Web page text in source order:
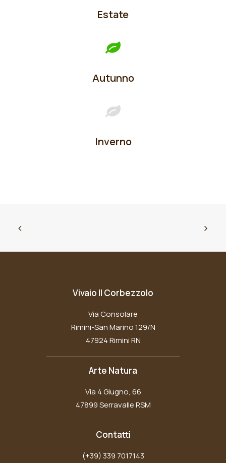
Estate
Autunno
Inverno
Vivaio Il Corbezzolo
Via Consolare
Rimini-San Marino 129/N
47924 Rimini RN
Arte Natura
Via 4 Giugno, 66
47899 Serravalle RSM
Contatti
(+39) 339 7017143